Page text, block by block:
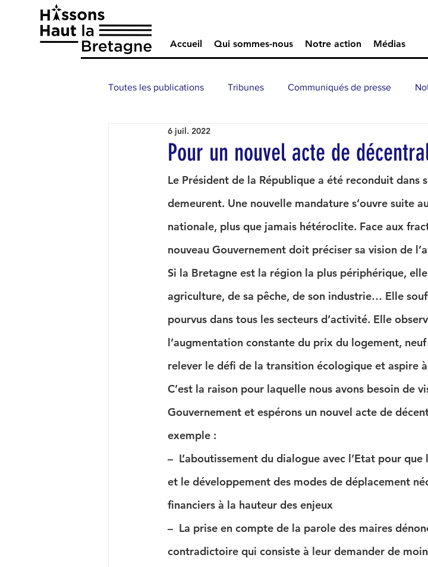
Accueil Qui sommes-nous Notre action Médias
Toutes les publications Tribunes Communiqués de presse
Pour un nouvel acte de
6 juil. 2022
Le Président de la République a été reconduit dans
demeurent. Une nouvelle mandature s’ouvre suite
nationale, plus que jamais hétéroclite. Face aux
nouveau Gouvernement doit préciser sa vision de
Si la Bretagne est la région la plus périphérique,
agriculture, de sa pêche, de son industrie… Elle
pourvus dans tous les secteurs d’activité. Elle
l’augmentation constante du prix du logement,
relever le défi de la transition écologique et aspire
C’est la raison pour laquelle nous avons besoin de
Gouvernement et espérons un nouvel acte de
exemple :
–  L’aboutissement du dialogue avec l’Etat pour
et le développement des modes de déplacement
financiers à la hauteur des enjeux
–  La prise en compte de la parole des maires
contradictoire qui consiste à leur demander de